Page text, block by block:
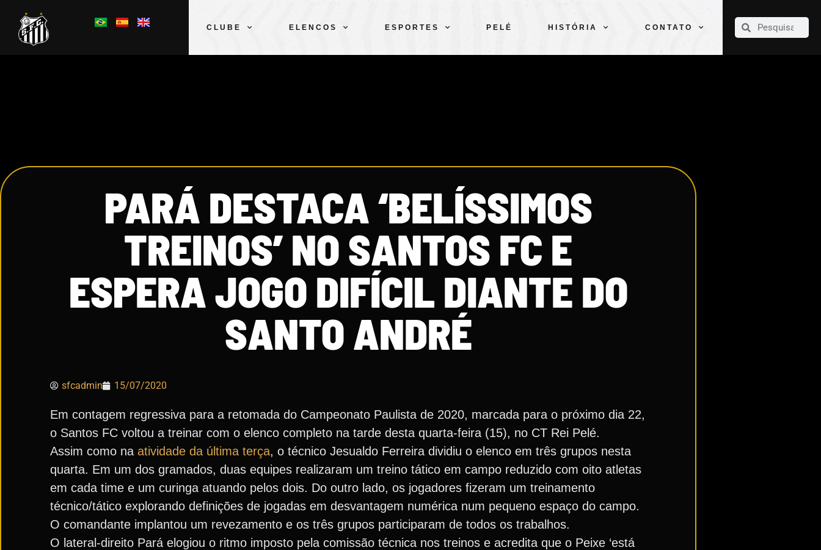
CLUBE ELENCOS ESPORTES PELÉ HISTÓRIA CONTATO
CLUBE
PARÁ DESTACA ‘BELÍSSIMOS
TREINOS’ NO SANTOS FC E
ESPERA JOGO DIFÍCIL DIANTE DO
SANTO ANDRÉ
sfcadmin 15/07/2020
Em contagem regressiva para a retomada do Campeonato Paulista de 2020, marcada para o próximo dia 22,
o Santos FC voltou a treinar com o elenco completo na tarde desta quarta-feira (15), no CT Rei Pelé.
Assim como na atividade da última terça, o técnico Jesualdo Ferreira dividiu o elenco em três grupos nesta
quarta. Em um dos gramados, duas equipes realizaram um treino tático em campo reduzido com oito atletas
em cada time e um curinga atuando pelos dois. Do outro lado, os jogadores fizeram um treinamento
técnico/tático explorando definições de jogadas em desvantagem numérica num pequeno espaço do campo.
O comandante implantou um revezamento e os três grupos participaram de todos os trabalhos.
O lateral-direito Pará elogiou o ritmo imposto pela comissão técnica nos treinos e acredita que o Peixe ‘está